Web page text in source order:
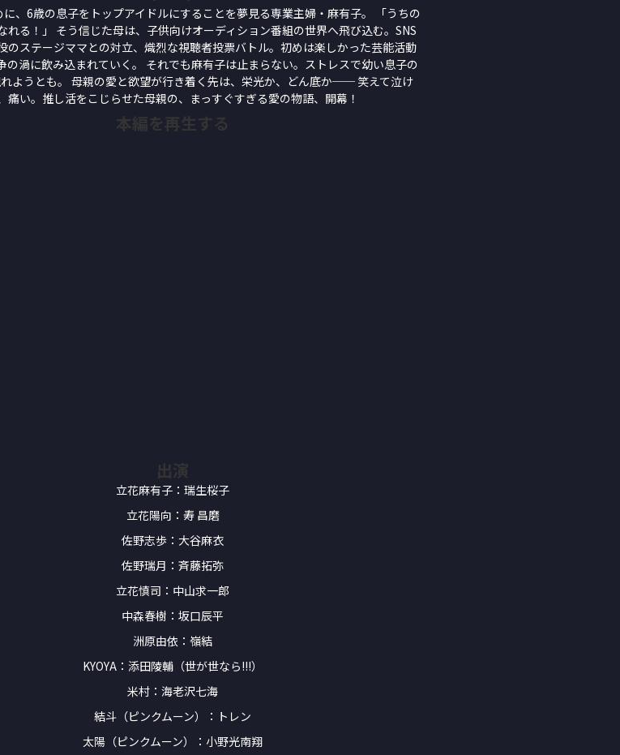
、6歳の息子をトップアイドルにすることを夢見る専業主婦・麻有子。 「うちの
れる！」 そう信じた母は、子供向けオーディション番組の世界へ飛び込む。SNS
のステージママとの対立、熾烈な視聴者投票バトル。初めは楽しかった芸能活動
の渦に飲み込まれていく。 それでも麻有子は止まらない。ストレスで幼い息子の
ようとも。 母親の愛と欲望が行き着く先は、栄光か、どん底か── 笑えて泣け
痛い。推し活をこじらせた母親の、まっすぐすぎる愛の物語、開幕！
本編を再生する
出演
立花麻有子：瑞生桜子
立花陽向：寿 昌磨
佐野志歩：大谷麻衣
佐野瑞月：斉藤拓弥
立花慎司：中山求一郎
中森春樹：坂口辰平
洲原由依：嶺結
KYOYA：添田陵輔（世が世なら!!!）
米村：海老沢七海
結斗（ピンクムーン）：トレン
太陽（ピンクムーン）：小野光南翔